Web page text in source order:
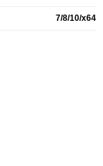
7/8/10/x64